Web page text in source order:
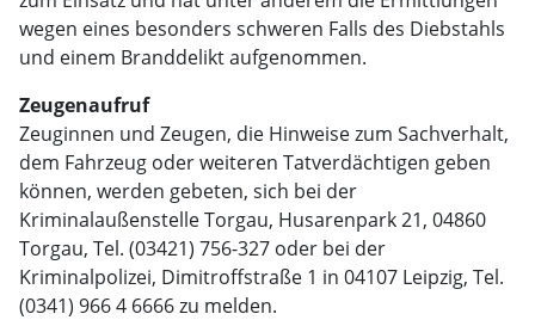
wegen eines besonders schweren Falls des Diebstahls
und einem Branddelikt aufgenommen.
Zeugenaufruf
Zeuginnen und Zeugen, die Hinweise zum Sachverhalt,
dem Fahrzeug oder weiteren Tatverdächtigen geben
können, werden gebeten, sich bei der
Kriminalaußenstelle Torgau, Husarenpark 21, 04860
Torgau, Tel. (03421) 756-327 oder bei der
Kriminalpolizei, Dimitroffstraße 1 in 04107 Leipzig, Tel.
(0341) 966 4 6666 zu melden.